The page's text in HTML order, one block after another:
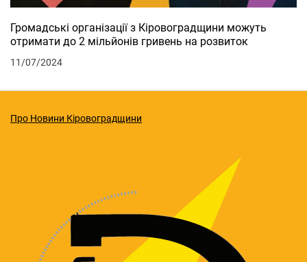
Громадські організації з Кіровоградщини можуть
отримати до 2 мільйонів гривень на розвиток
11/07/2024
Про Новини Кіровоградщини